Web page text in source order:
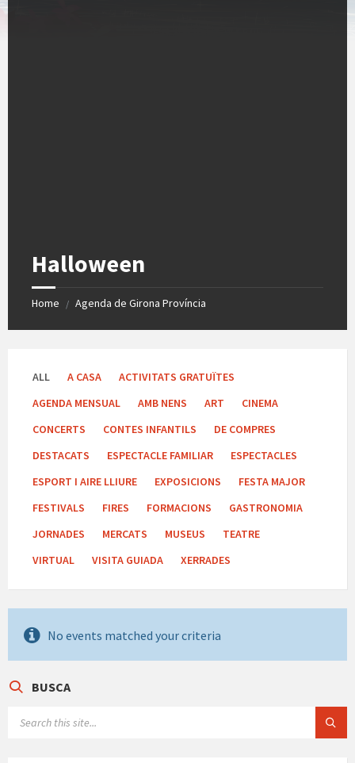
Halloween
Home / Agenda de Girona Província
ALL A CASA
ACTIVITATS GRATUÏTES
AGENDA MENSUAL
AMB NENS ART
CINEMA
CONCERTS
CONTES INFANTILS
DE COMPRES
DESTACATS
ESPECTACLE FAMILIAR
ESPECTACLES
ESPORT I AIRE LLIURE
EXPOSICIONS
FESTA MAJOR
FESTIVALS
FIRES FORMACIONS
GASTRONOMIA
JORNADES
MERCATS MUSEUS
TEATRE
VIRTUAL
VISITA GUIADA XERRADES
No events matched your criteria
BUSCA